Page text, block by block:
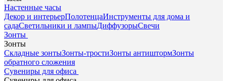
Настенные часы
Декор и интерьерПолотенцаИнструменты для дома и
садаСветильники и лампыДиффузорыСвечи
Зонты
Зонты
Складные зонтыЗонты-тростиЗонты антиштормЗонты
обратного сложения
Сувениры для офиса